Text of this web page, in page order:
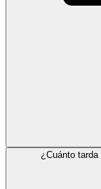
¿Cuánto